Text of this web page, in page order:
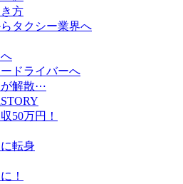
方
タクシー業界へ
ドライバーへ
が解散⋯
50万円！
転身
！